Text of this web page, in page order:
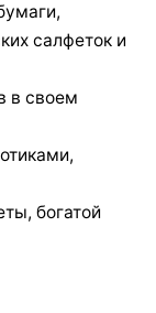
салфеток и
в своем
богатой